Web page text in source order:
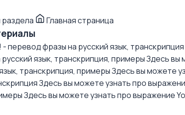
Главная страница
перевод фразы на русский язык, транскрипция
язык, транскрипция, примерыЗдесь вы
транскрипция, примерыЗдесь вы можете
Здесь вы можете узнать про
Здесь вы можете узнать про выражение